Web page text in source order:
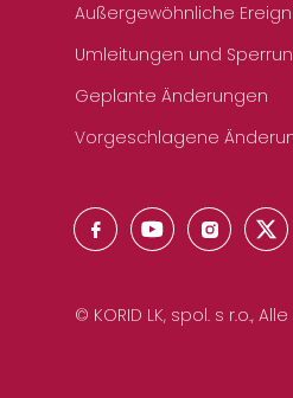
Außergewöhnliche
Umleitungen und
Geplante Änderungen
Vorgeschlagene
© KORID LK, spol. s r.o.,